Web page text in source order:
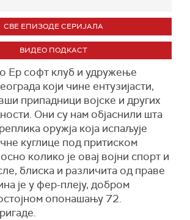
СВЕ ЕПИЗОДЕ СЕРИЈАЛА
ВИДЕО ПОДКАСТ
Eр софт клуб и удружење
који чине ентузијасти,
припадници војске и других
Они су нам објаснили шта
оружја која испаљује
куглице под притиском
колико је овај војни спорт и
блиска и различита од праве
је у фер-плеју, добром
опонашању 72.